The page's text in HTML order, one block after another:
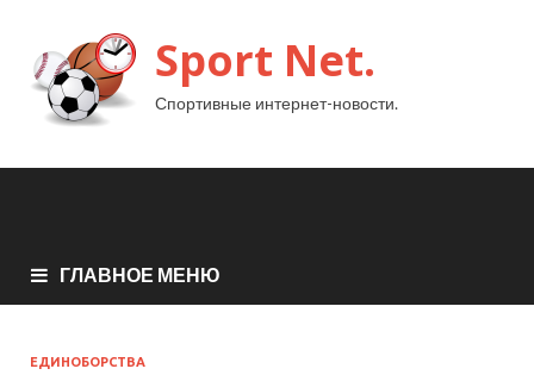
Sport Net.
Спортивные интернет-новости.
ГЛАВНОЕ МЕНЮ
ЕДИНОБОРСТВА